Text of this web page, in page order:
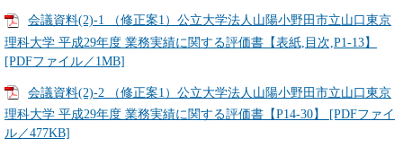
会議資料(2)-1 （修正案1）公立大学法人山陽小野田市立山口東京
理科大学 平成29年度 業務実績に関する評価書【表紙,目次,P1-13】
[PDFファイル／1MB]
会議資料(2)-2 （修正案1）公立大学法人山陽小野田市立山口東京
理科大学 平成29年度 業務実績に関する評価書【P14-30】 [PDFファイ
ル／477KB]